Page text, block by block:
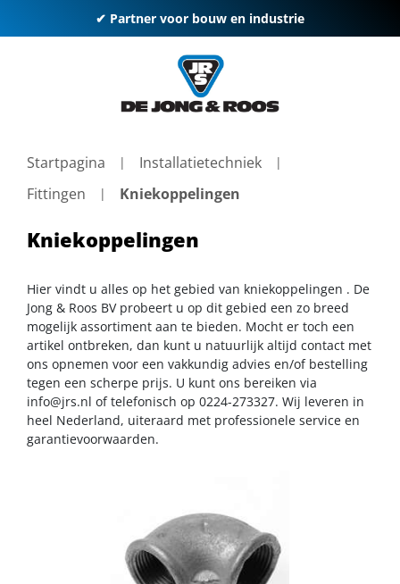
✔ Partner voor bouw en industrie
Startpagina
Installatietechniek
Fittingen
Kniekoppelingen
Kniekoppelingen
Hier vindt u alles op het gebied van kniekoppelingen . De
Jong & Roos BV probeert u op dit gebied een zo breed
mogelijk assortiment aan te bieden. Mocht er toch een
artikel ontbreken, dan kunt u natuurlijk altijd contact met
ons opnemen voor een vakkundig advies en/of bestelling
tegen een scherpe prijs. U kunt ons bereiken via
info@jrs.nl of telefonisch op 0224-273327. Wij leveren in
heel Nederland, uiteraard met professionele service en
garantievoorwaarden.